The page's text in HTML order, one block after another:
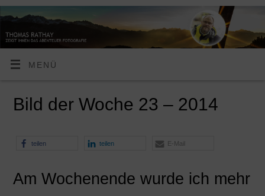
MENÜ
Bild der Woche 23 – 2014
teilen teilen E-Mail
Am Wochenende wurde ich mehr